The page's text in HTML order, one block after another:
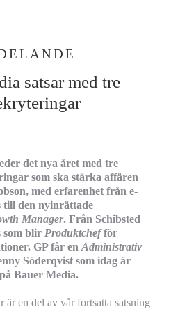
satsar med tre
det nya året med tre
som ska stärka affären
med erfarenhet från e-
till den nyinrättade
Manager. Från Schibsted
som blir Produktchefför
GP får en Administrativ
Söderqvist som idag är
Bauer Media.
är en del av vår fortsatta satsning